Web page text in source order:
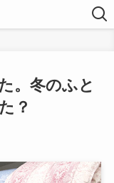
。冬のふと
？